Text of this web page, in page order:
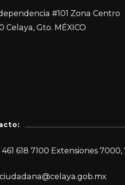
#101 Zona Centro
Celaya, Gto. MÉXICO
618 7100 Extensiones